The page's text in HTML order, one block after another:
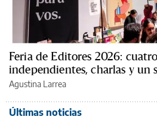
Feria de Editores 2026:
independientes, charlas y un
Agustina Larrea
Últimas noticias